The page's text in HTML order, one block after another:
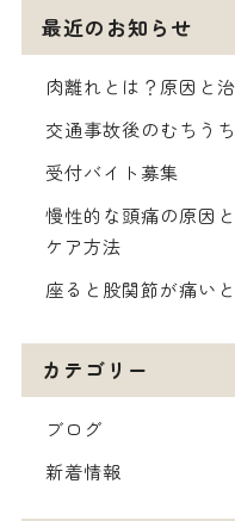
最近のお知らせ
肉離れとは？原因と
交通事故後のむちう
受付バイト募集
慢性的な頭痛の原因
ケア方法
座ると股関節が痛い
カテゴリー
ブログ
新着情報